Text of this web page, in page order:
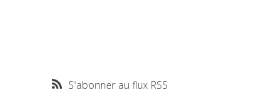
S'abonner au flux RSS